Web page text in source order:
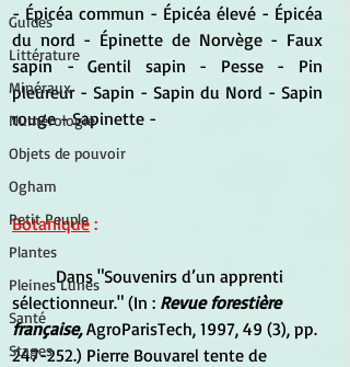
Guides
Littérature
Minéraux
Numérologie
Objets de pouvoir
Ogham
Petit Peuple
Plantes
Pleines Lunes
Santé
Stages
- Épicéa commun - Épicéa élevé - Épicéa
du nord - Épinette de Norvège - Faux
sapin - Gentil sapin - Pesse - Pin
pleureur - Sapin - Sapin du Nord - Sapin
rouge - Sapinette -
Botanique :
	Dans "Souvenirs d’un apprenti
sélectionneur." (In : Revue forestière
française, AgroParisTech, 1997, 49 (3), pp.
247-252.) Pierre Bouvarel tente de